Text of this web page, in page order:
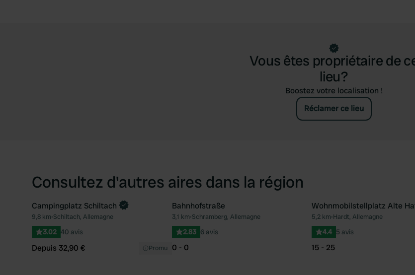
Vous êtes propriétaire de
lieu?
Boostez votre localisation !
Réclamer ce lieu
Consultez d'autres aires dans la région
Préféré
Reserve maintenant
Campingplatz Schiltach
9,8 km•Schiltach, Allemagne
3.02 40 avis
Depuis 32,90 € Promu
Préféré
Bahnhofstraße
3,1 km•Schramberg, Allemagne
2.83 6 avis
0 - 0
Wohnmobilstellplatz Alte
5,2 km•Hardt, Allemagne
4.4 5 avis
15 - 25